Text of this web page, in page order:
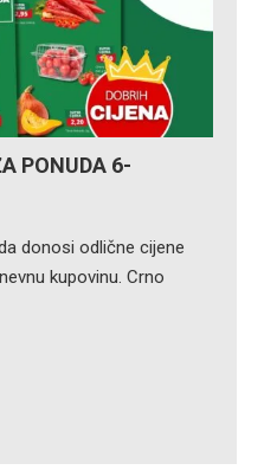
PONUDA 6-
donosi odlične cijene
kupovinu. Crno